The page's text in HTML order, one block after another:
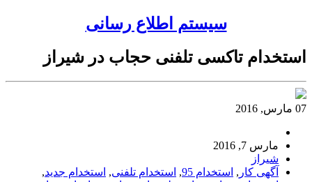
سیستم اطلاع رسانی
استخدام تاکسی تلفنی حجاب در شیراز
07 مارس, 2016
مارس 7, 2016
شیراز
آگهی کار , استخدام 95 , استخدام تلفنی, استخدام جدید,